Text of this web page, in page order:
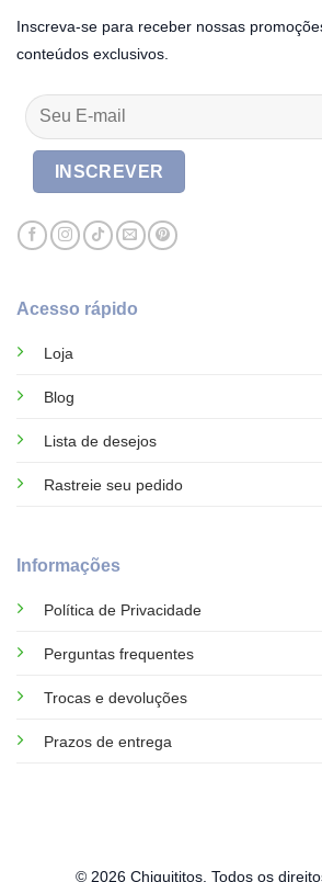
Acesso rápido
Loja
Blog
Lista de desejos
Rastreie seu pedido
Informações
Política de Privacidade
Perguntas frequentes
Trocas e devoluções
Prazos de entrega
Inscreva-se para receber nossas
conteúdos exclusivos.
© 2026 Chiquititos. Todos os